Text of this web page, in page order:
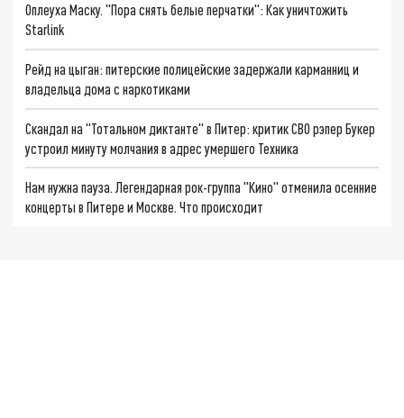
Оплеуха Маску. "Пора снять белые перчатки": Как уничтожить
Starlink
Рейд на цыган: питерские полицейские задержали карманниц и
владельца дома с наркотиками
Скандал на "Тотальном диктанте" в Питер: критик СВО рэпер Букер
устроил минуту молчания в адрес умершего Техника
Нам нужна пауза. Легендарная рок-группа "Кино" отменила осенние
концерты в Питере и Москве. Что происходит